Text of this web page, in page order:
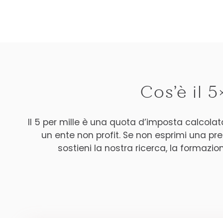
Cos’è il
Il 5 per mille è una quota d’imposta
un ente non profit. Se non esprimi una
sostieni la nostra ricerca, la